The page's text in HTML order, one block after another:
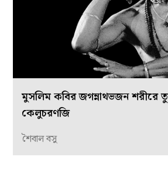
মুসলিম কবির জগন্নাথভজন শরীরে
কেলুচরণজি
শৈবাল বসু